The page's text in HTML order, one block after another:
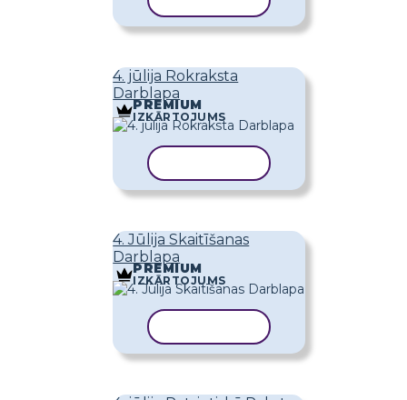
4. jūlija Rokraksta
Darblapa
PREMIUM
IZKĀRTOJUMS
4. Jūlija Skaitīšanas
Darblapa
PREMIUM
IZKĀRTOJUMS